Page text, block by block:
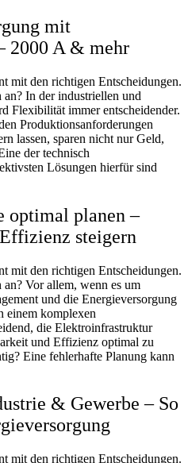
mit
2000 A & mehr
mit den richtigen Entscheidungen.
In der industriellen und
Flexibilität immer entscheidender.
Produktionsanforderungen
lassen, sparen nicht nur Geld,
der technisch
Lösungen hierfür sind
optimal planen –
steigern
mit den richtigen Entscheidungen.
Vor allem, wenn es um
und die Energieversorgung
einem komplexen
die Elektroinfrastruktur
und Effizienz optimal zu
Eine fehlerhafte Planung kann
& Gewerbe – So
mit den richtigen Entscheidungen.